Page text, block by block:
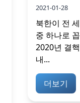
2021-01-28
북한이 전
중 하나로
2020년 결
내...
더보기